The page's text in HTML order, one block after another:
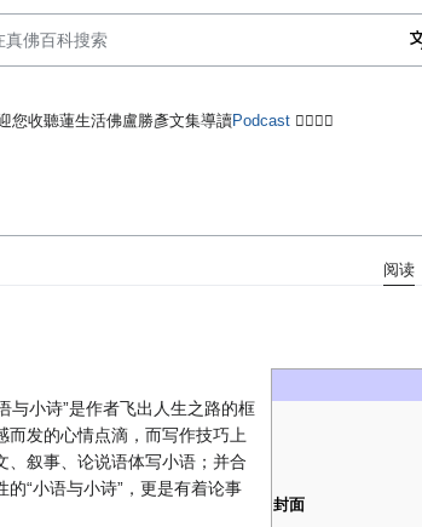
您收聽蓮生活佛盧勝彥文集導讀Podcast 🙋‍♂️🙋‍♀️
阅读
封面
与小诗”是作者飞出人生之路的框
而发的心情点滴，而写作技巧上
、叙事、论说语体写小语；并合
“小语与小诗”，更是有着论事